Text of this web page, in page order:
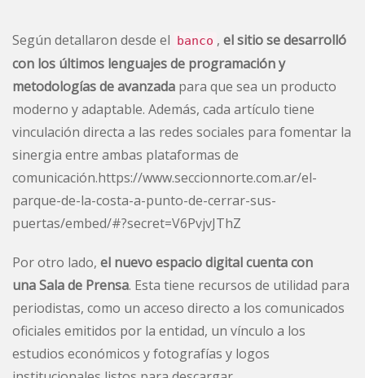
Según detallaron desde el banco , el sitio se desarrolló
con los últimos lenguajes de programación y
metodologías de avanzada para que sea un producto
moderno y adaptable. Además, cada artículo tiene
vinculación directa a las redes sociales para fomentar la
sinergia entre ambas plataformas de
comunicación.https://www.seccionnorte.com.ar/el-
parque-de-la-costa-a-punto-de-cerrar-sus-
puertas/embed/#?secret=V6PvjvJThZ
Por otro lado, el nuevo espacio digital cuenta con
una Sala de Prensa. Esta tiene recursos de utilidad para
periodistas, como un acceso directo a los comunicados
oficiales emitidos por la entidad, un vínculo a los
estudios económicos y fotografías y logos